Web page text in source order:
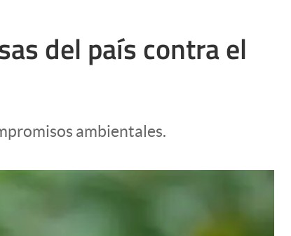
del país contra el
ambientales.